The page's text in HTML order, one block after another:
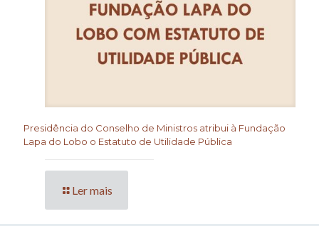
Presidência do Conselho de Ministros atribui à Fundação
Lapa do Lobo o Estatuto de Utilidade Pública
Ler mais